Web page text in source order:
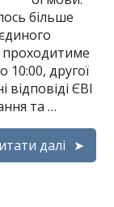
більше
проходитиме
10:00, другої
ЄВІ
та …
далі